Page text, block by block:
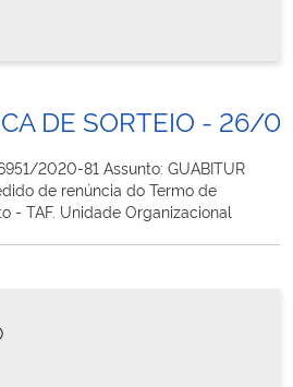
DE SORTEIO - 26/
2020-81 Assunto: GUABITUR
de renúncia do Termo de
- TAF. Unidade Organizacional